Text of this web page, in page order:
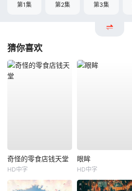
第1集 第2集 第3集
猜你喜欢
奇怪的零食店钱天堂
HD中字
眼眸
HD中字